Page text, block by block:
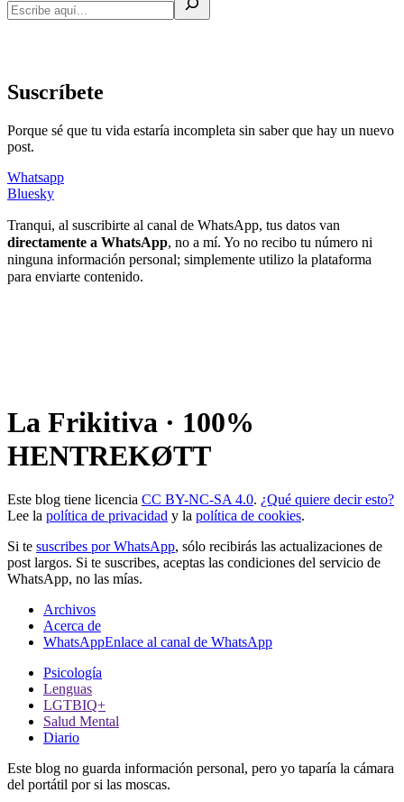
Suscríbete
Porque sé que tu vida estaría incompleta sin saber que hay un nuevo
post.
Whatsapp
Bluesky
Tranqui, al suscribirte al canal de WhatsApp, tus datos van
directamente a WhatsApp, no a mí. Yo no recibo tu número ni
ninguna información personal; simplemente utilizo la plataforma
para enviarte contenido.
La Frikitiva · 100%
HENTREKØTT
Este blog tiene licencia CC BY-NC-SA 4.0. ¿Qué quiere decir esto?
Lee la política de privacidad y la política de cookies.
Si te suscribes por WhatsApp, sólo recibirás las actualizaciones de
post largos. Si te suscribes, aceptas las condiciones del servicio de
WhatsApp, no las mías.
Archivos
Acerca de
WhatsAppEnlace al canal de WhatsApp
Psicología
Lenguas
LGTBIQ+
Salud Mental
Diario
Este blog no guarda información personal, pero yo taparía la cámara
del portátil por si las moscas.